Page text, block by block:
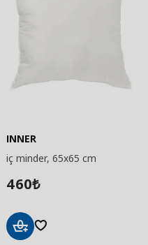
INNER
iç minder, 65x65 cm
460₺